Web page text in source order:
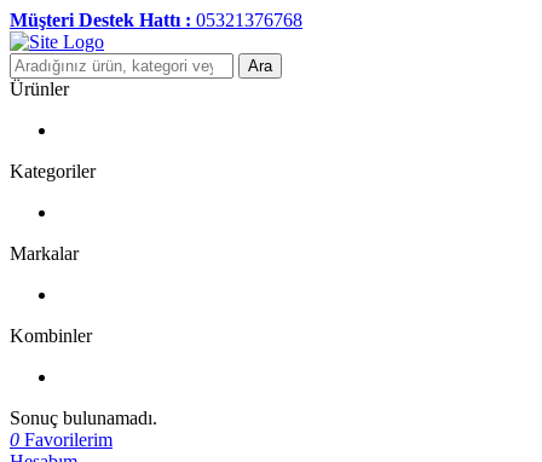
Müşteri Destek Hattı : 05321376768
Ara
Ürünler
Kategoriler
Markalar
Kombinler
Sonuç bulunamadı.
0 Favorilerim